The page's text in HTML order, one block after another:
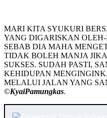
MARI KITA SYUKURI
YANG DIGARISKAN
SEBAB DIA MAHA
TIDAK BOLEH MANJA
SUKSES. SUDAH PASTI,
KEHIDUPAN
MELALUI JALAN YANG
©️KyaiPamungkas.